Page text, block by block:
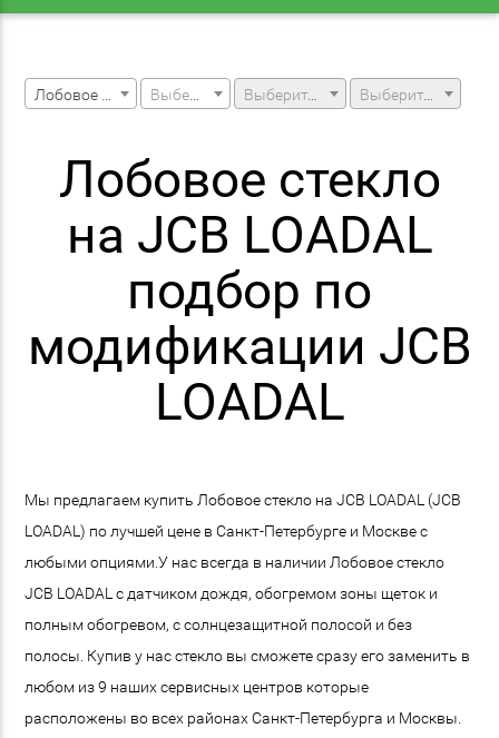
Выберите модель машины Выберите модификацию
Лобовое стекло
на JCB LOADAL
подбор по
модификации JCB
LOADAL
Мы предлагаем купить Лобовое стекло на JCB LOADAL (JCB
LOADAL) по лучшей цене в Санкт-Петербурге и Москве с
любыми опциями.У нас всегда в наличии Лобовое стекло
JCB LOADAL с датчиком дождя, обогремом зоны щеток и
полным обогревом, с солнцезащитной полосой и без
полосы. Купив у нас стекло вы сможете сразу его заменить в
любом из 9 наших сервисных центров которые
расположены во всех районах Санкт-Петербурга и Москвы.